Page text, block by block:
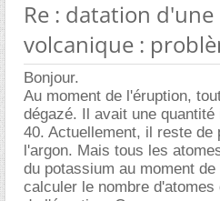
Re : datation
volcanique :
Bonjour.
Au moment de l'éruption,
dégazé. Il avait une
40. Actuellement, il reste de
l'argon. Mais tous les
du potassium au moment
calculer le nombre